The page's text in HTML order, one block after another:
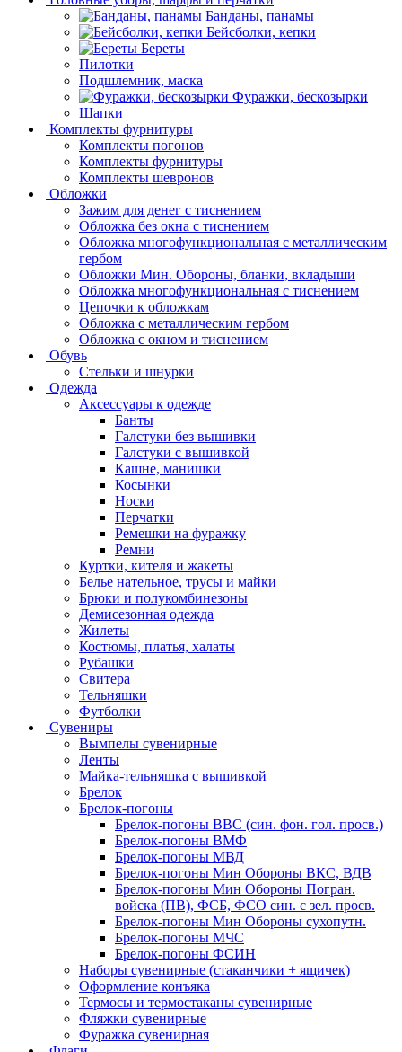
Банданы, панамы
Бейсболки, кепки
Береты
Пилотки
Подшлемник, маска
Фуражки, бескозырки
Шапки
Комплекты фурнитуры
Комплекты погонов
Комплекты фурнитуры
Комплекты шевронов
Обложки
Зажим для денег с тиснением
Обложка без окна с тиснением
Обложка многофункциональная с металлическим
гербом
Обложки Мин. Обороны, бланки, вкладыши
Обложка многофункциональная с тиснением
Цепочки к обложкам
Обложка с металлическим гербом
Обложка с окном и тиснением
Обувь
Стельки и шнурки
Одежда
Аксессуары к одежде
Банты
Галстуки без вышивки
Галстуки с вышивкой
Кашне, манишки
Косынки
Носки
Перчатки
Ремешки на фуражку
Ремни
Куртки, кителя и жакеты
Белье нательное, трусы и майки
Брюки и полукомбинезоны
Демисезонная одежда
Жилеты
Костюмы, платья, халаты
Рубашки
Свитера
Тельняшки
Футболки
Сувениры
Вымпелы сувенирные
Ленты
Майка-тельняшка с вышивкой
Брелок
Брелок-погоны
Брелок-погоны ВВС (син. фон. гол. просв.)
Брелок-погоны ВМФ
Брелок-погоны МВД
Брелок-погоны Мин Обороны ВКС, ВДВ
Брелок-погоны Мин Обороны Погран.
войска (ПВ), ФСБ, ФСО син. с зел. просв.
Брелок-погоны Мин Обороны сухопутн.
Брелок-погоны МЧС
Брелок-погоны ФСИН
Наборы сувенирные (стаканчики + ящичек)
Оформление конъяка
Термосы и термостаканы сувенирные
Фляжки сувенирные
Фуражка сувенирная